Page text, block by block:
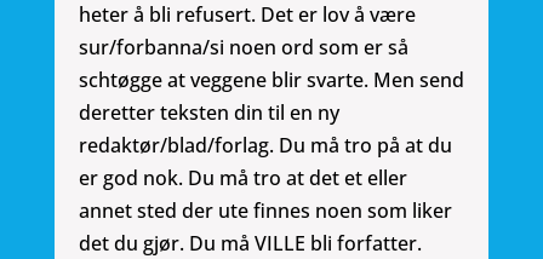
heter å bli refusert. Det er lov å være
sur/forbanna/si noen ord som er så
schtøgge at veggene blir svarte. Men send
deretter teksten din til en ny
redaktør/blad/forlag. Du må tro på at du
er god nok. Du må tro at det et eller
annet sted der ute finnes noen som liker
det du gjør. Du må VILLE bli forfatter.